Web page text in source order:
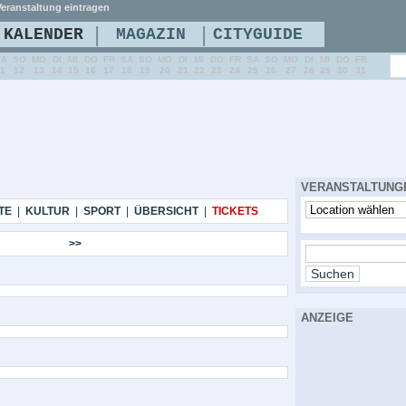
| KULTUR| SPORT| ÜBERSICHT| TICKETS
>>
ANZEIGE
eintragen
KALENDER | MAGAZIN | CITYGUIDE
SO
12
MO
13
DI
14
MI
15
DO
16
FR
17
SA
18
SO
19
MO
20
DI
21
MI
22
DO
23
FR
24
SA
25
SO
26
MO
27
DI
28
MI
29
DO
30
FR
31